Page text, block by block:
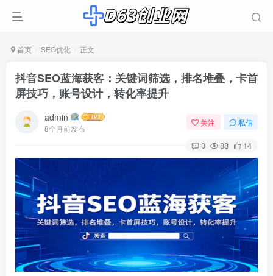
首页 SEO优化 正文
抖音SEO蓝海获客：关键词筛选，排名堆叠，卡首
屏技巧，账号设计，转化率提升
admin
8个月前发布
关注 私信
0 88 14